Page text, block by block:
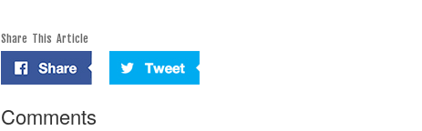
Share This Article
Comments